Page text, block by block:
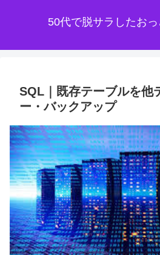
50代で脱サラしたお
SQL｜既存テーブルを他
ー・バックアップ